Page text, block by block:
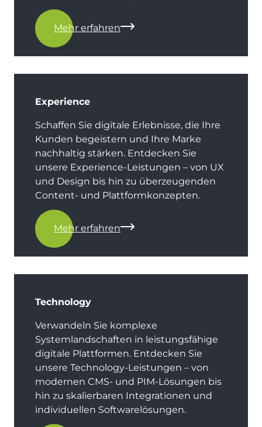
Mehr erfahren
Experience
Schaffen Sie digitale Erlebnisse, die Ihre
Kunden begeistern und Ihre Marke
nachhaltig stärken. Entdecken Sie
unsere Experience-Leistungen – von UX
und Design bis hin zu überzeugenden
Content- und Plattformkonzepten.
Mehr erfahren
Technology
Verwandeln Sie komplexe
Systemlandschaften in leistungsfähige
digitale Plattformen. Entdecken Sie
unsere Technology-Leistungen – von
modernen CMS- und PIM-Lösungen bis
hin zu skalierbaren Integrationen und
individuellen Softwarelösungen.